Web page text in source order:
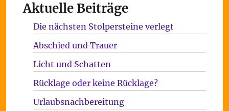
Aktuelle Beiträge
Die nächsten Stolpersteine verlegt
Abschied und Trauer
Licht und Schatten
Rücklage oder keine Rücklage?
Urlaubsnachbereitung